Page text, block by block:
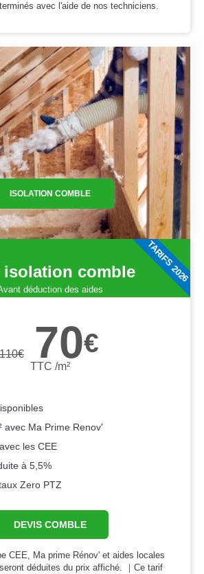
avec l'aide de nos techniciens.
ISOLATION COMBLE
isolation comble
déduction des aides
110€ 70€
TTC /m²
avec Ma Prime Renov'
les CEE
à 5,5%
Zero PTZ
DEVIS COMBLE
CEE, Ma prime Rénov' et aides locales
déduites du prix affiché. ｜Ce tarif
TARIFS 2026